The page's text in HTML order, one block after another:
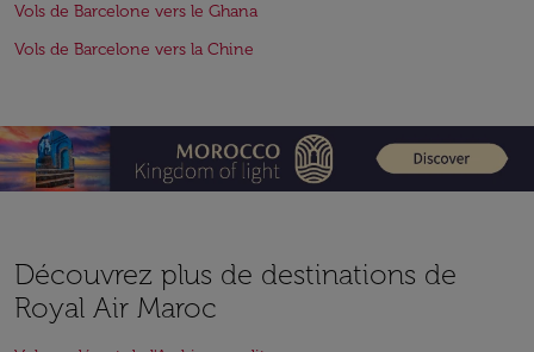
Vols de Barcelone vers le Ghana
Vols de Barcelone vers la Chine
Découvrez plus de destinations de
Royal Air Maroc